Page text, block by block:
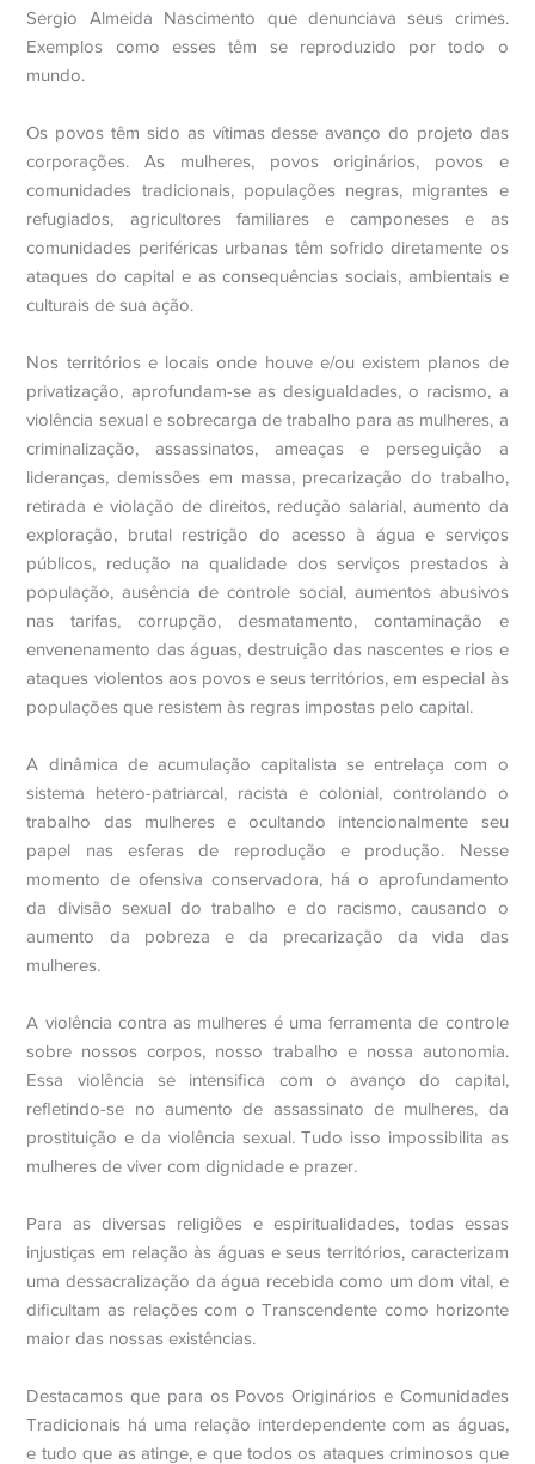
Sergio Almeida Nascimento que denunciava seus crimes.
Exemplos como esses têm se reproduzido por todo o
mundo.
Os povos têm sido as vítimas desse avanço do projeto das
corporações. As mulheres, povos originários, povos e
comunidades tradicionais, populações negras, migrantes e
refugiados, agricultores familiares e camponeses e as
comunidades periféricas urbanas têm sofrido diretamente os
ataques do capital e as consequências sociais, ambientais e
culturais de sua ação.
Nos territórios e locais onde houve e/ou existem planos de
privatização, aprofundam-se as desigualdades, o racismo, a
violência sexual e sobrecarga de trabalho para as mulheres, a
criminalização, assassinatos, ameaças e perseguição a
lideranças, demissões em massa, precarização do trabalho,
retirada e violação de direitos, redução salarial, aumento da
exploração, brutal restrição do acesso à água e serviços
públicos, redução na qualidade dos serviços prestados à
população, ausência de controle social, aumentos abusivos
nas tarifas, corrupção, desmatamento, contaminação e
envenenamento das águas, destruição das nascentes e rios e
ataques violentos aos povos e seus territórios, em especial às
populações que resistem às regras impostas pelo capital.
A dinâmica de acumulação capitalista se entrelaça com o
sistema hetero-patriarcal, racista e colonial, controlando o
trabalho das mulheres e ocultando intencionalmente seu
papel nas esferas de reprodução e produção. Nesse
momento de ofensiva conservadora, há o aprofundamento
da divisão sexual do trabalho e do racismo, causando o
aumento da pobreza e da precarização da vida das
mulheres.
A violência contra as mulheres é uma ferramenta de controle
sobre nossos corpos, nosso trabalho e nossa autonomia.
Essa violência se intensifica com o avanço do capital,
refletindo-se no aumento de assassinato de mulheres, da
prostituição e da violência sexual. Tudo isso impossibilita as
mulheres de viver com dignidade e prazer.
Para as diversas religiões e espiritualidades, todas essas
injustiças em relação às águas e seus territórios, caracterizam
uma dessacralização da água recebida como um dom vital, e
dificultam as relações com o Transcendente como horizonte
maior das nossas existências.
Destacamos que para os Povos Originários e Comunidades
Tradicionais há uma relação interdependente com as águas,
e tudo que as atinge, e que todos os ataques criminosos que